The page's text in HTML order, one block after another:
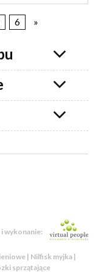
6 »
wykonanie:
| Nilfisk myjka |
sprzątające